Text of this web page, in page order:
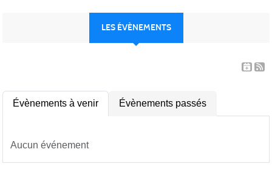
LES ÉVÈNEMENTS
Évènements à venir Évènements passés
Aucun événement